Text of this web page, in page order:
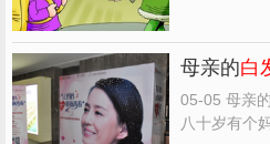
思地说：“老
我，感觉怪
母亲的白
05-05 母亲的
八十岁有个